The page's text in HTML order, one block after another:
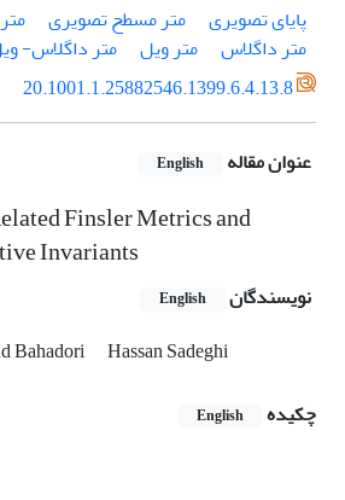
پایای تصویری
متر مسطح تصویری
متر داگلاس
متر ویل
متر داگلاس-
20.1001.1.25882546.1399.6.4.13.8
عنوان مقاله English
Finsler Metrics and
Invariants
نویسندگان English
Bahadori
Hassan Sadeghi
چکیده
English